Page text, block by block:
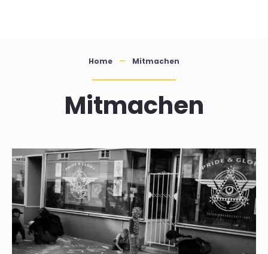
Home Mitmachen
Mitmachen